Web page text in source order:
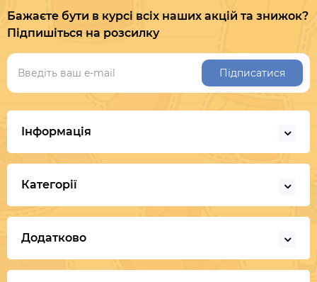
Бажаєте бути в курсі всіх наших акцій та знижок?
Підпишіться на розсилку
Підписатися
Інформація
Категорії
Додатково